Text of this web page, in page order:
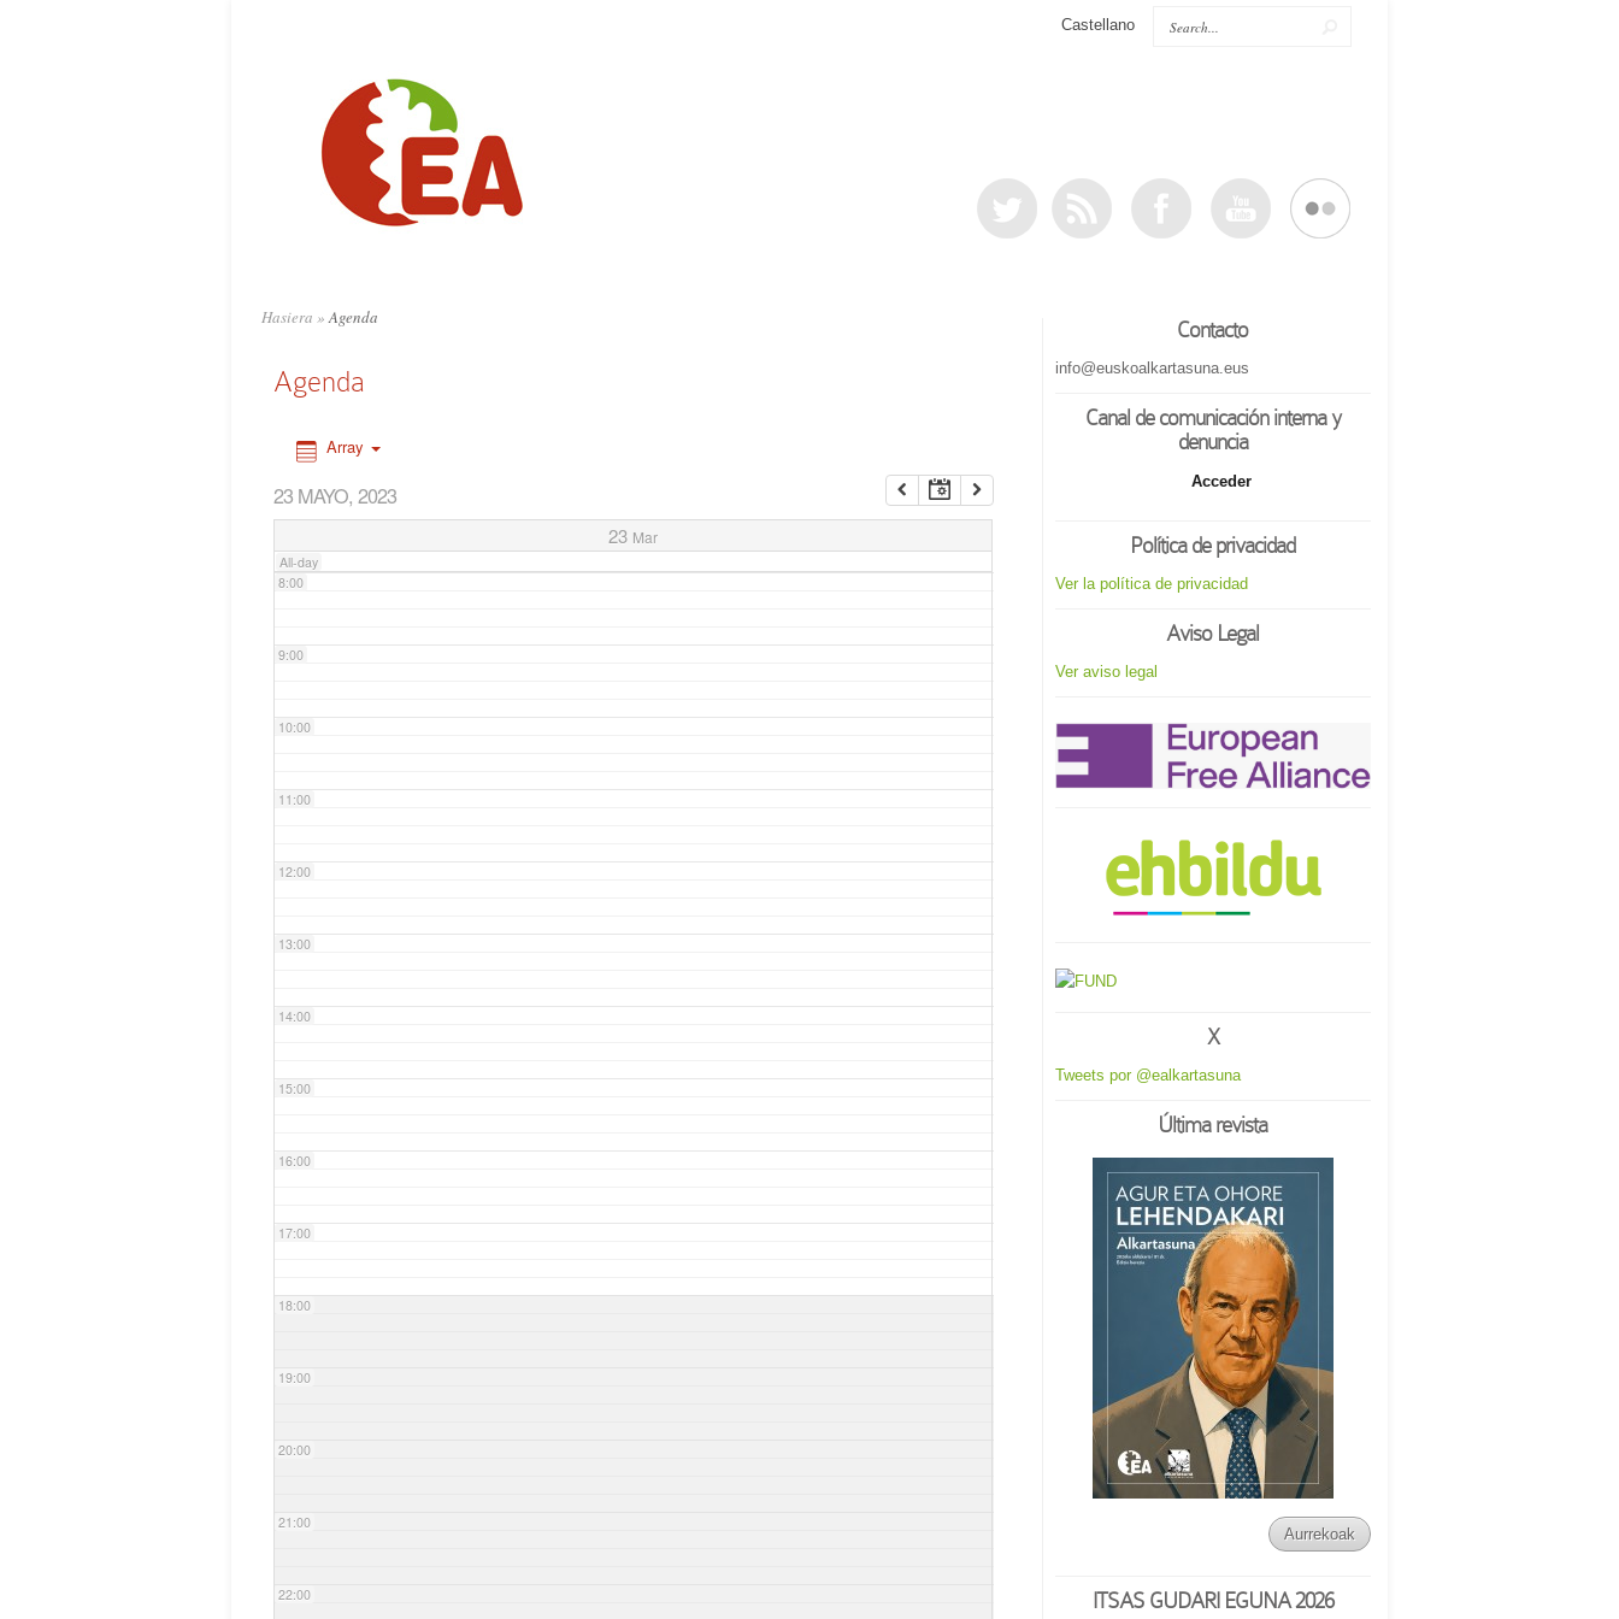
Castellano
Hasiera »Agenda
Agenda
Array
23 MAYO, 2023
23 Mar
All-day
6:00
8:00
9:00
10:00
11:00
12:00
13:00
14:00
15:00
16:00
17:00
18:00
19:00
20:00
21:00
22:00
Contacto
info@euskoalkartasuna.eus
Canal de comunicación interna y
denuncia
Acceder
Política de privacidad
Ver la política de privacidad
Aviso Legal
Ver aviso legal
X
Tweets por @ealkartasuna
Última revista
Aurrekoak
ITSAS GUDARI EGUNA 2026